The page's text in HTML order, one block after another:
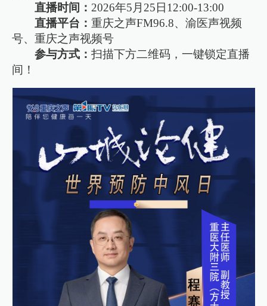
直播时间： 2026年5月25日12:00-13:00
直播平台：重庆之声FM96.8、渝医声视频
号、重庆之声视频号
参与方式：扫描下方二维码，一键锁定直播
间！